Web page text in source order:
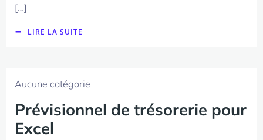
[…]
LIRE LA SUITE
Aucune catégorie
Prévisionnel de trésorerie pour
Excel